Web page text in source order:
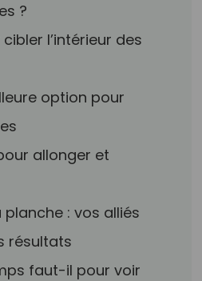
?
l’intérieur des
option pour
allonger et
planche : vos alliés
résultats
faut-il pour voir